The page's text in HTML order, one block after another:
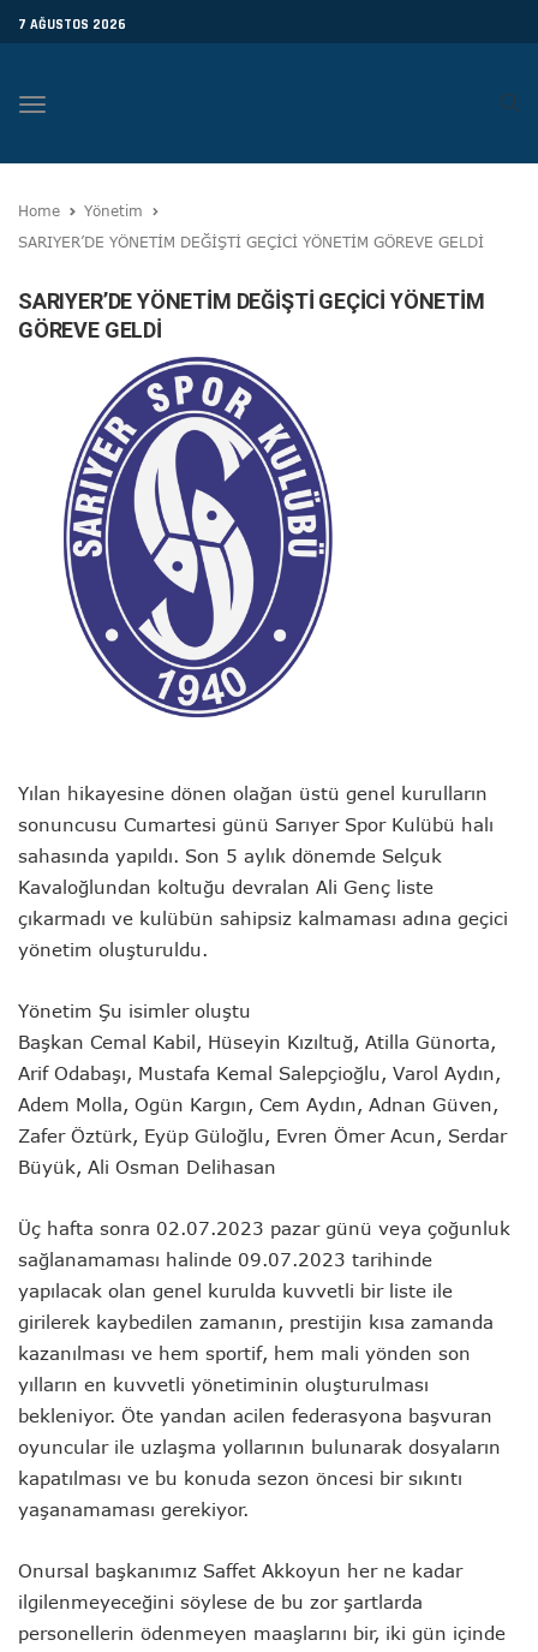
7 AĞUSTOS 2026
Toggle
Home
Yönetim
SARIYER’DE YÖNETİM DEĞİŞTİ GEÇİCİ YÖNETİM GÖREVE GELDİ
SARIYER’DE YÖNETİM DEĞİŞTİ GEÇİCİ YÖNETİM
GÖREVE GELDİ
Yılan hikayesine dönen olağan üstü genel kurulların
sonuncusu Cumartesi günü Sarıyer Spor Kulübü halı
sahasında yapıldı. Son 5 aylık dönemde Selçuk
Kavaloğlundan koltuğu devralan Ali Genç liste
çıkarmadı ve kulübün sahipsiz kalmaması adına geçici
yönetim oluşturuldu.
Yönetim Şu isimler oluştu
Başkan Cemal Kabil, Hüseyin Kızıltuğ, Atilla Günorta,
Arif Odabaşı, Mustafa Kemal Salepçioğlu, Varol Aydın,
Adem Molla, Ogün Kargın, Cem Aydın, Adnan Güven,
Zafer Öztürk, Eyüp Güloğlu, Evren Ömer Acun, Serdar
Büyük, Ali Osman Delihasan
Üç hafta sonra 02.07.2023 pazar günü veya çoğunluk
sağlanamaması halinde 09.07.2023 tarihinde
yapılacak olan genel kurulda kuvvetli bir liste ile
girilerek kaybedilen zamanın, prestijin kısa zamanda
kazanılması ve hem sportif, hem mali yönden son
yılların en kuvvetli yönetiminin oluşturulması
bekleniyor. Öte yandan acilen federasyona başvuran
oyuncular ile uzlaşma yollarının bulunarak dosyaların
kapatılması ve bu konuda sezon öncesi bir sıkıntı
yaşanamaması gerekiyor.
Onursal başkanımız Saffet Akkoyun her ne kadar
ilgilenmeyeceğini söylese de bu zor şartlarda
personellerin ödenmeyen maaşlarını bir, iki gün içinde